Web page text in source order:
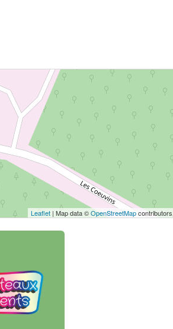
Leaflet| Map data ©OpenStreetMapcontributors,